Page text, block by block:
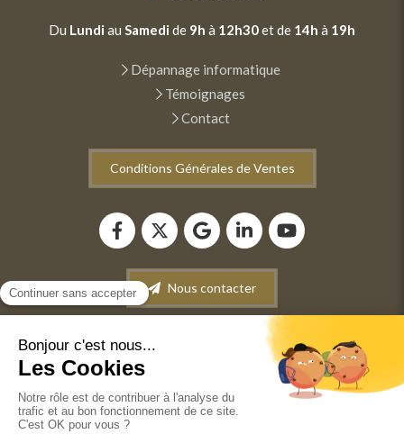
Du Lundi au Samedi de 9h à 12h30et de 14h à 19h
Dépannage informatique
Témoignages
Contact
Conditions Générales de Ventes
Nous contacter
Conditions générales de vente
©2022 ANM INFORMATIQUE - Dépannage-Maintenance